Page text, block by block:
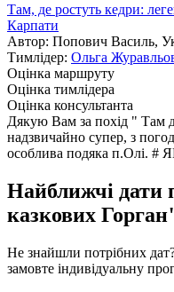
Там, де ростуть кедри:
Карпати
Автор: Попович Василь,
Тимлідер: Ольга
Оцінка маршруту
Оцінка тимлідера
Оцінка консультанта
Дякую Вам за похід " Там
надзвичайно супер, з
особлива подяка
Найближчі дати
казкових
Не знайшли потрібних дат?
замовте індивідуальну